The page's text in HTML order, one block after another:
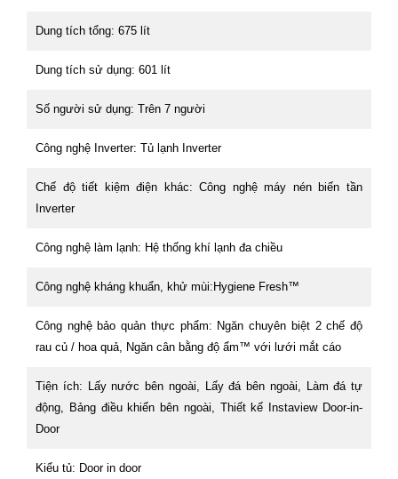
Dung tích tổng: 675 lít
Dung tích sử dụng: 601 lít
Số người sử dụng: Trên 7 người
Công nghệ Inverter: Tủ lạnh Inverter
Chế độ tiết kiệm điện khác: Công nghệ máy nén biến tần
Inverter
Công nghệ làm lạnh: Hệ thống khí lạnh đa chiều
Công nghệ kháng khuẩn, khử mùi:Hygiene Fresh™
Công nghệ bảo quản thực phẩm: Ngăn chuyên biệt 2 chế độ
rau củ / hoa quả, Ngăn cân bằng độ ẩm™ với lưới mắt cáo
Tiện ích: Lấy nước bên ngoài, Lấy đá bên ngoài, Làm đá tự
động, Bảng điều khiển bên ngoài, Thiết kế Instaview Door-in-
Door
Kiểu tủ: Door in door